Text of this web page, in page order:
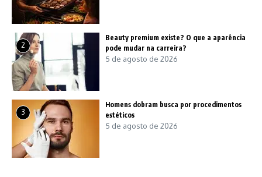
2
Beauty premium existe? O que a aparência
pode mudar na carreira?
5 de agosto de 2026
3
Homens dobram busca por procedimentos
estéticos
5 de agosto de 2026